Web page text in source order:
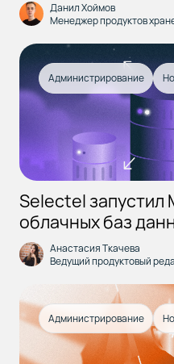
Данил Хоймов
Менеджер продуктов
Администрирование
Selectel запустил
облачных баз
Анастасия Ткачева
Ведущий продуктовый
Администрирование